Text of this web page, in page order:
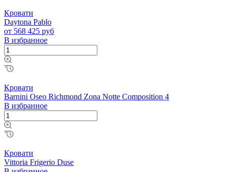
Кровати
Daytona Pablo
от 568 425 руб
В избранное
Кровати
Barnini Oseo Richmond Zona Notte Composition 4
В избранное
Кровати
Vittoria Frigerio Duse